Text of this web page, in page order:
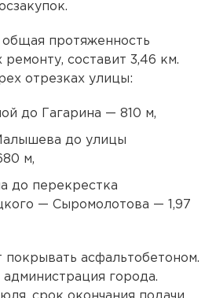
протяженность
составит 3,46 км.
отрезках улицы:
до Гагарина — 810 м,
до улицы
м,
до перекрестка
— Сыромолотова — 1,97
покрывать асфальтобетоном.
администрация города.